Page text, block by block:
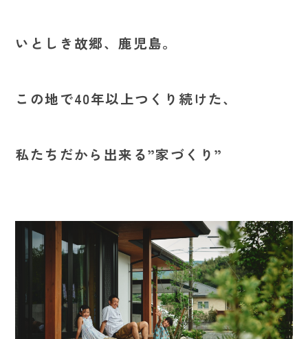
いとしき故郷、鹿児島。
この地で40年以上つくり続けた、
私たちだから出来る”家づくり”